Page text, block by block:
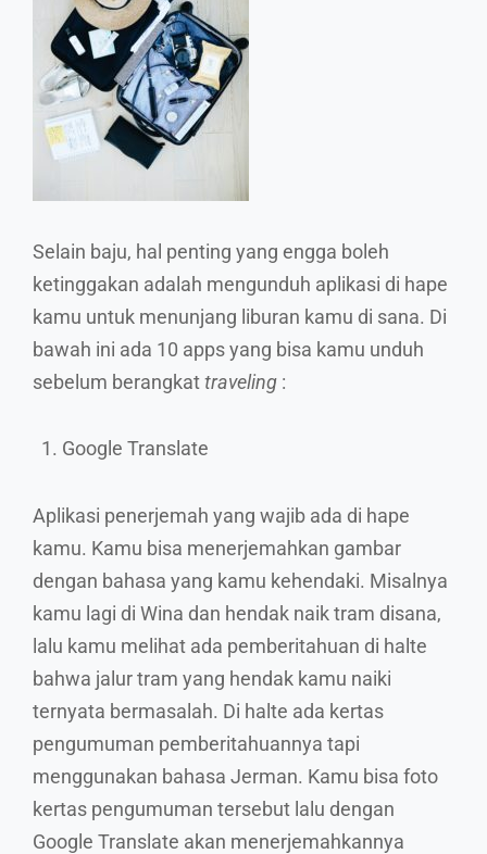
Selain baju, hal penting yang engga boleh
ketinggakan adalah mengunduh aplikasi di hape
kamu untuk menunjang liburan kamu di sana. Di
bawah ini ada 10 apps yang bisa kamu unduh
sebelum berangkattraveling :
Google Translate
Aplikasi penerjemah yang wajib ada di hape
kamu. Kamu bisa menerjemahkan gambar
dengan bahasa yang kamu kehendaki. Misalnya
kamu lagi di Wina dan hendak naik tram disana,
lalu kamu melihat ada pemberitahuan di halte
bahwa jalur tram yang hendak kamu naiki
ternyata bermasalah. Di halte ada kertas
pengumuman pemberitahuannya tapi
menggunakan bahasa Jerman. Kamu bisa foto
kertas pengumuman tersebut lalu dengan
Google Translate akan menerjemahkannya